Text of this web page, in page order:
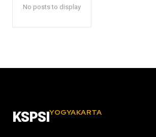
No posts to display
KSPSI YOGYAKARTA